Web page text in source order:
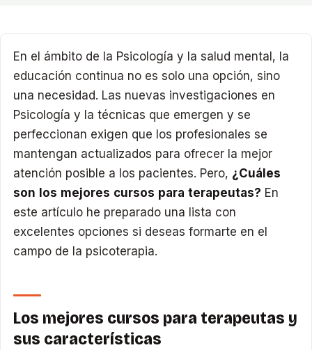
En el ámbito de la Psicología y la salud mental, la
educación continua no es solo una opción, sino
una necesidad. Las nuevas investigaciones en
Psicología y la técnicas que emergen y se
perfeccionan exigen que los profesionales se
mantengan actualizados para ofrecer la mejor
atención posible a los pacientes. Pero, ¿Cuáles
son los mejores cursos para terapeutas? En
este artículo he preparado una lista con
excelentes opciones si deseas formarte en el
campo de la psicoterapia.
Los mejores cursos para terapeutas y
sus características